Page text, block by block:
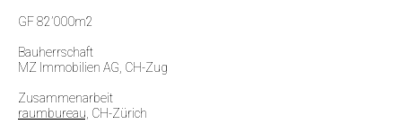
GF 82’000m2
Bauherrschaft
MZ Immobilien AG, CH-Zug
Zusammenarbeit
raumbureau, CH-Zürich